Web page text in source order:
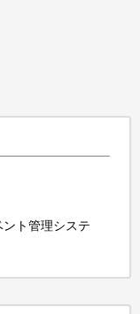
ント管理システ